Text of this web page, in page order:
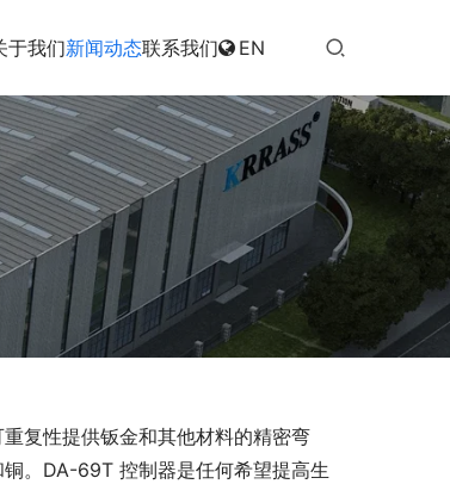
于我们新闻动态联系我们 EN
复性提供钣金和其他材料的精密弯
。DA-69T 控制器是任何希望提高生